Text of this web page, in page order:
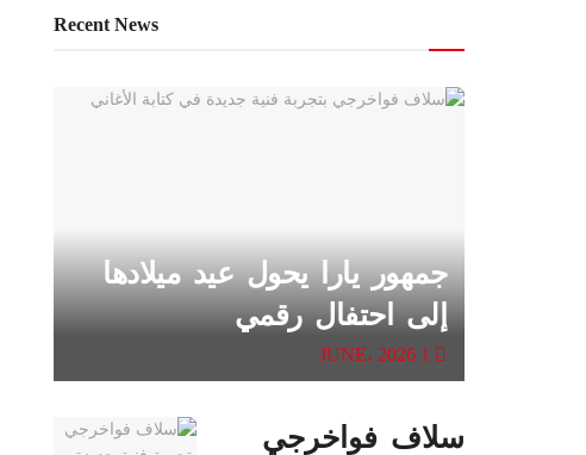
Recent News
جمهور يارا يحول عيد ميلادها
إلى احتفال رقمي
سلاف فواخرجي